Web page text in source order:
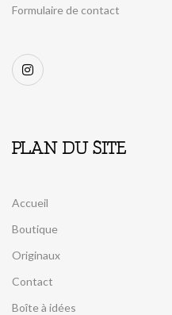
Formulaire de contact
PLAN DU SITE
Accueil
Boutique
Originaux
Contact
Boîte à idées